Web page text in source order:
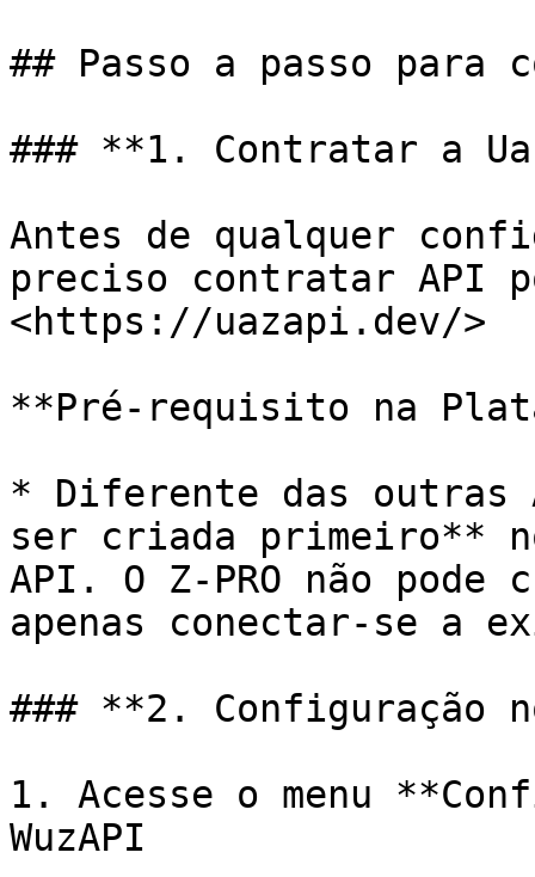
## Passo a passo para
### **1. Contratar a
Antes de qualquer
preciso contratar API
<https://uazapi.dev/>
**Pré-requisito na
* Diferente das
ser criada primeiro**
API. O Z-PRO não
apenas conectar-se a
### **2. Configuração
1. Acesse o menu
WuzAPI